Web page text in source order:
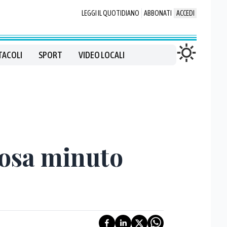
LEGGI IL QUOTIDIANO ABBONATI ACCEDI
SPORT VIDEO LOCALI
minuto